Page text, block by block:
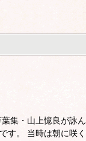
集・山上憶良が詠ん
す。 当時は朝に咲く